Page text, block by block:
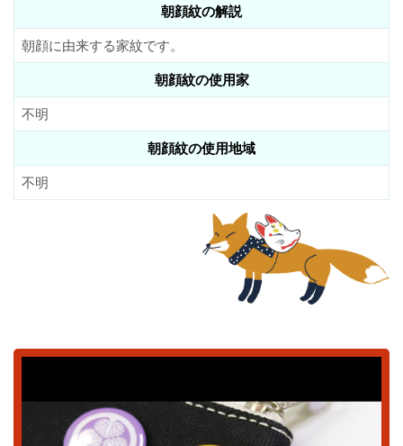
朝顔紋の解説
朝顔に由来する家紋です。
朝顔紋の使用家
不明
朝顔紋の使用地域
不明